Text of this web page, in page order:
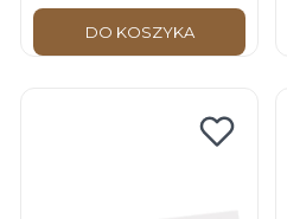
DO KOSZYKA